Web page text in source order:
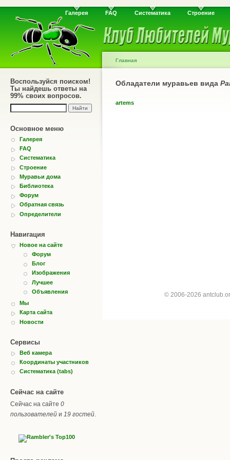
Галерея FAQ Систематика Строение
Воспользуйся поиском!
Ты найдешь ответы на
99% своих вопросов.
Основное меню
Галерея
FAQ
Систематика
Строение
Муравьи дома
Библиотека
Форум
Обратная связь
Определители
Навигация
Новое на сайте
Форум
Блог
Изображения
Лучшее
Объявления
Мы
Карта сайта
Новости
Сервисы
Веб камера
Координаты участников
Систематика (tabs)
Сейчас на сайте
Сейчас на сайте 0
пользователей и 19 гостей
Главная
Обладатели муравьев вида
artems
© 2006-2026